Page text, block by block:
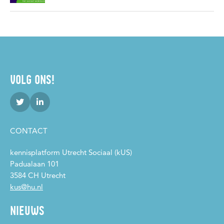
VOLG ONS!
CONTACT
kennisplatform Utrecht Sociaal (kUS)
Padualaan 101
3584 CH Utrecht
kus@hu.nl
NIEUWS